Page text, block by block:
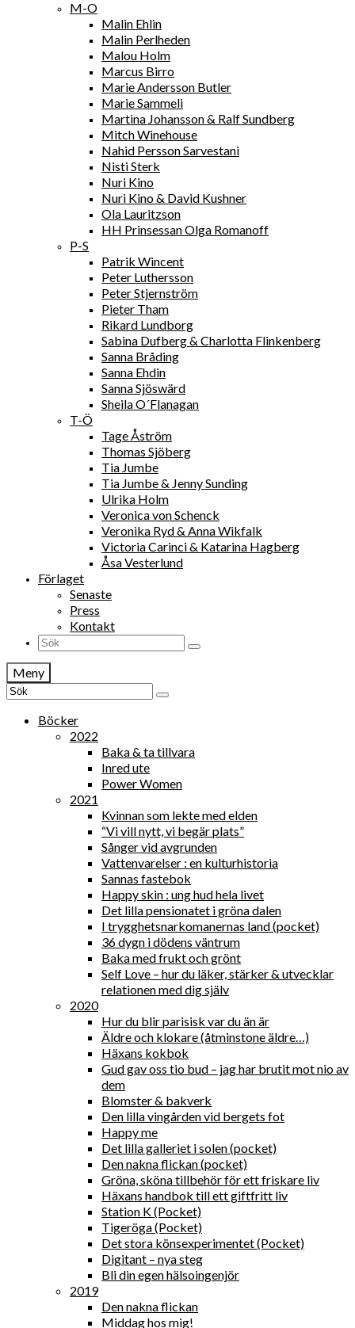
M-O
Malin Ehlin
Malin Perlheden
Malou Holm
Marcus Birro
Marie Andersson Butler
Marie Sammeli
Martina Johansson & Ralf Sundberg
Mitch Winehouse
Nahid Persson Sarvestani
Nisti Sterk
Nuri Kino
Nuri Kino & David Kushner
Ola Lauritzson
HH Prinsessan Olga Romanoff
P-S
Patrik Wincent
Peter Luthersson
Peter Stjernström
Pieter Tham
Rikard Lundborg
Sabina Dufberg & Charlotta Flinkenberg
Sanna Bråding
Sanna Ehdin
Sanna Sjöswärd
Sheila O´Flanagan
T-Ö
Tage Åström
Thomas Sjöberg
Tia Jumbe
Tia Jumbe & Jenny Sunding
Ulrika Holm
Veronica von Schenck
Veronika Ryd & Anna Wikfalk
Victoria Carinci & Katarina Hagberg
Åsa Vesterlund
Förlaget
Senaste
Press
Kontakt
Search
Meny
Search
Böcker
2022
Baka & ta tillvara
Inred ute
Power Women
2021
Kvinnan som lekte med elden
“Vi vill nytt, vi begär plats”
Sånger vid avgrunden
Vattenvarelser : en kulturhistoria
Sannas fastebok
Happy skin : ung hud hela livet
Det lilla pensionatet i gröna dalen
I trygghetsnarkomanernas land (pocket)
36 dygn i dödens väntrum
Baka med frukt och grönt
Self Love – hur du läker, stärker & utvecklar
relationen med dig själv
2020
Hur du blir parisisk var du än är
Äldre och klokare (åtminstone äldre…)
Häxans kokbok
Gud gav oss tio bud – jag har brutit mot nio av
dem
Blomster & bakverk
Den lilla vingården vid bergets fot
Happy me
Det lilla galleriet i solen (pocket)
Den nakna flickan (pocket)
Gröna, sköna tillbehör för ett friskare liv
Häxans handbok till ett giftfritt liv
Station K (Pocket)
Tigeröga (Pocket)
Det stora könsexperimentet (Pocket)
Digitant – nya steg
Bli din egen hälsoingenjör
2019
Den nakna flickan
Middag hos mig!